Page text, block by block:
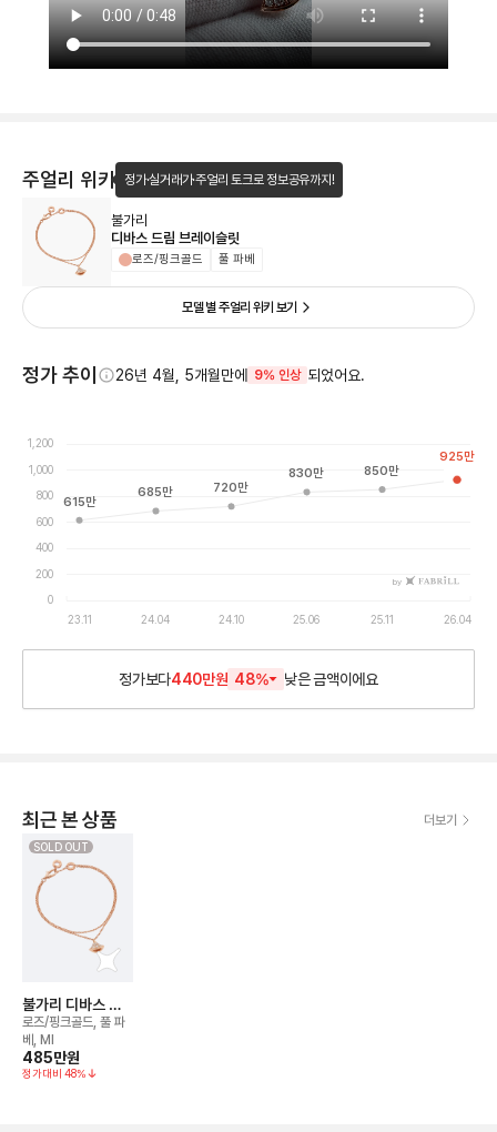
주얼리 위키 정가·실거래가·주얼리 토크로 정보공유까지!
불가리
디바스 드림 브레이슬릿
로즈/핑크골드 풀 파베
모델 별 주얼리 위키 보기
정가 추이 26년 4월, 5개월만에 9% 인상 되었어요.
0
200
400
600
800
1,000
1,200
23.11 24.04 24.10 25.06 25.11 26.04
by
615만
685만 720만
830만 850만
925만
정가보다440만원 48% 낮은금액이에요
최근 본 상품 더보기
SOLD OUT
불가리 디바스 드
림 브레이슬릿
로즈/핑크골드, 풀 파
베, Ml
485만원
정가대비 48%